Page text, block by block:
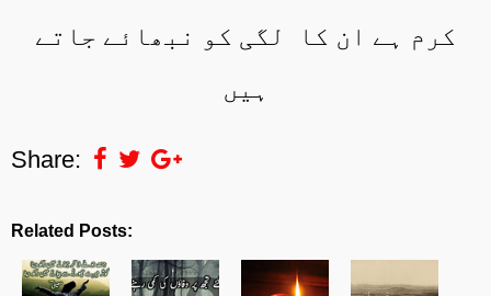
کرم ہے ان کا
لگی کو نبھائے جاتے
ہیں
Share:
Related Posts: